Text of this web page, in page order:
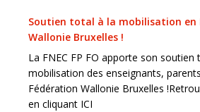
Soutien total à la mobilisation en
Wallonie Bruxelles !
La FNEC FP FO apporte son soutien
mobilisation des enseignants,
Fédération Wallonie Bruxelles
en cliquant ICI